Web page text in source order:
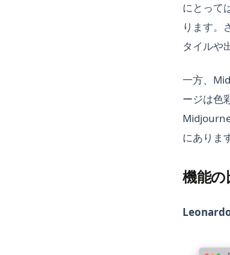
にとって
ります。
タイルや
一方、
ージは色
にありま
機能